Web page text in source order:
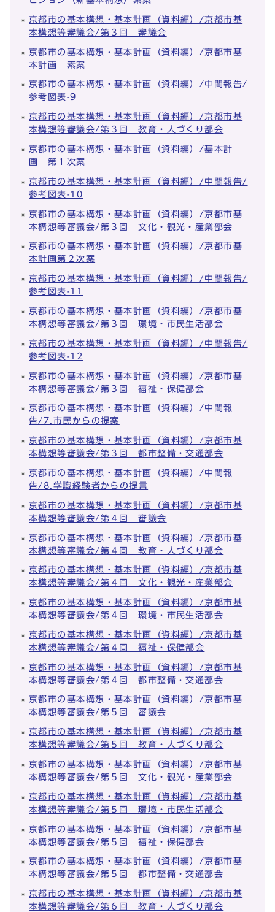
京都市の基本構想・基本計画（資料編）/京都市基
本構想等審議会/第３回 審議会
京都市の基本構想・基本計画（資料編）/京都市基
本計画 素案
京都市の基本構想・基本計画（資料編）/中間報告/
参考図表-9
京都市の基本構想・基本計画（資料編）/京都市基
本構想等審議会/第３回 教育・人づくり部会
京都市の基本構想・基本計画（資料編）/基本計
画 第１次案
京都市の基本構想・基本計画（資料編）/中間報告/
参考図表-10
京都市の基本構想・基本計画（資料編）/京都市基
本構想等審議会/第３回 文化・観光・産業部会
京都市の基本構想・基本計画（資料編）/京都市基
本計画第２次案
京都市の基本構想・基本計画（資料編）/中間報告/
参考図表-11
京都市の基本構想・基本計画（資料編）/京都市基
本構想等審議会/第３回 環境・市民生活部会
京都市の基本構想・基本計画（資料編）/中間報告/
参考図表-12
京都市の基本構想・基本計画（資料編）/京都市基
本構想等審議会/第３回 福祉・保健部会
京都市の基本構想・基本計画（資料編）/中間報
告/7.市民からの提案
京都市の基本構想・基本計画（資料編）/京都市基
本構想等審議会/第３回 都市整備・交通部会
京都市の基本構想・基本計画（資料編）/中間報
告/8.学識経験者からの提言
京都市の基本構想・基本計画（資料編）/京都市基
本構想等審議会/第４回 審議会
京都市の基本構想・基本計画（資料編）/京都市基
本構想等審議会/第４回 教育・人づくり部会
京都市の基本構想・基本計画（資料編）/京都市基
本構想等審議会/第４回 文化・観光・産業部会
京都市の基本構想・基本計画（資料編）/京都市基
本構想等審議会/第４回 環境・市民生活部会
京都市の基本構想・基本計画（資料編）/京都市基
本構想等審議会/第４回 福祉・保健部会
京都市の基本構想・基本計画（資料編）/京都市基
本構想等審議会/第４回 都市整備・交通部会
京都市の基本構想・基本計画（資料編）/京都市基
本構想等審議会/第５回 審議会
京都市の基本構想・基本計画（資料編）/京都市基
本構想等審議会/第５回 教育・人づくり部会
京都市の基本構想・基本計画（資料編）/京都市基
本構想等審議会/第５回 文化・観光・産業部会
京都市の基本構想・基本計画（資料編）/京都市基
本構想等審議会/第５回 環境・市民生活部会
京都市の基本構想・基本計画（資料編）/京都市基
本構想等審議会/第５回 福祉・保健部会
京都市の基本構想・基本計画（資料編）/京都市基
本構想等審議会/第５回 都市整備・交通部会
京都市の基本構想・基本計画（資料編）/京都市基
本構想等審議会/第６回 教育・人づくり部会